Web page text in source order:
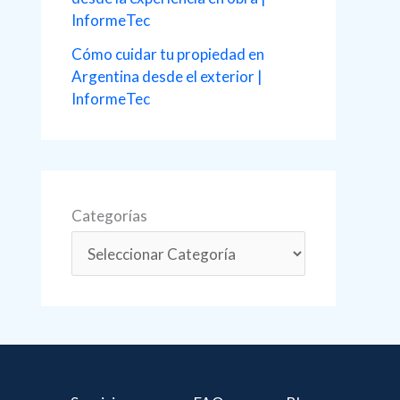
InformeTec
Cómo cuidar tu propiedad en
Argentina desde el exterior |
InformeTec
Categorías